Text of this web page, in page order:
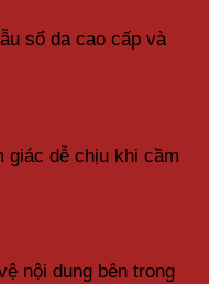
sổ da cao cấp và
giác dễ chịu khi cầm
nội dung bên trong